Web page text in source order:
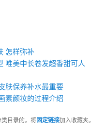
怎样弥补
唯美中长卷发超香甜可人
肤保养补水最重要
素颜妆的过程介绍
类目录的。将固定链接加入收藏夹。